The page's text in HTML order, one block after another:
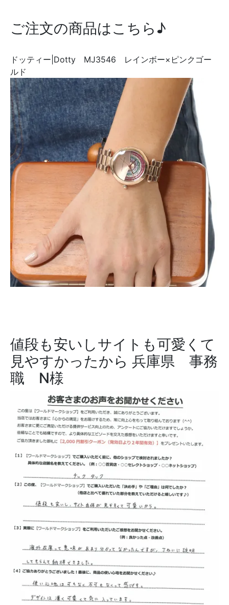
ご注文の商品はこちら♪
ドッティー|Dotty MJ3546 レインボー×ピンクゴー
ルド
値段も安いしサイトも可愛くて
見やすかったから 兵庫県 事務
職 N様